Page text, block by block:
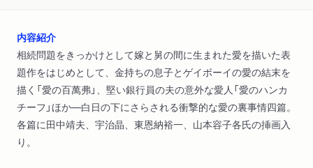
内容紹介
相続問題をきっかけとして嫁と舅の間に生まれた愛を描いた表
題作をはじめとして、金持ちの息子とゲイボーイの愛の結末を
描く「愛の百萬弗」、堅い銀行員の夫の意外な愛人「愛のハンカ
チーフ」ほか―白日の下にさらされる衝撃的な愛の裏事情四篇。
各篇に田中靖夫、宇治晶、東恩納裕一、山本容子各氏の挿画入
り。